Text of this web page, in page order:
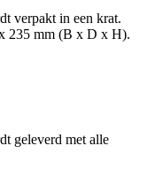
verpakt in een krat.
235 mm (B x D x H).
geleverd met alle